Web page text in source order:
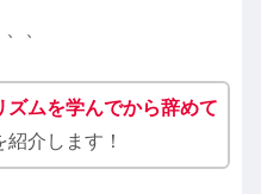
、
ズムを学んでから辞めて
紹介します！